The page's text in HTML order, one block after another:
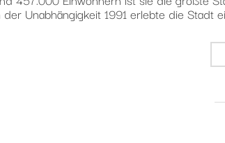
der Unabhängigkeit 1991 erlebte die